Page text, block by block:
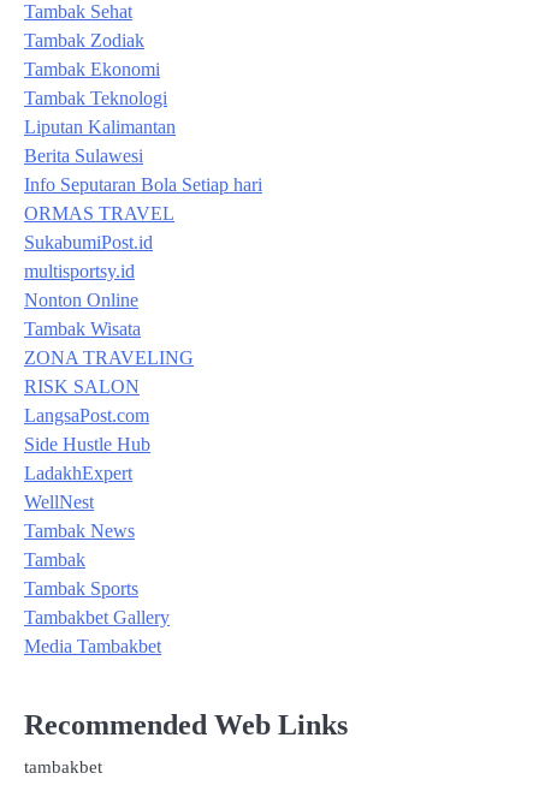
Tambak Sehat
Tambak Zodiak
Tambak Ekonomi
Tambak Teknologi
Liputan Kalimantan
Berita Sulawesi
Info Seputaran Bola Setiap hari
ORMAS TRAVEL
SukabumiPost.id
multisportsy.id
Nonton Online
Tambak Wisata
ZONA TRAVELING
RISK SALON
LangsaPost.com
Side Hustle Hub
LadakhExpert
WellNest
Tambak News
Tambak
Tambak Sports
Tambakbet Gallery
Media Tambakbet
Recommended Web Links
tambakbet